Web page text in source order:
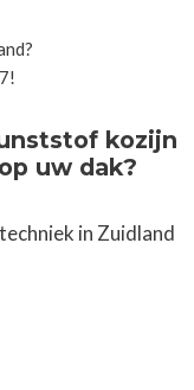
kozijn
uw dak?
in Zuidland